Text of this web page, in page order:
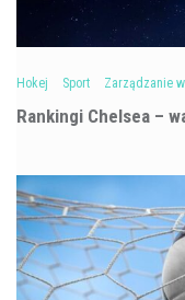
Hokej Sport Zarządzanie
Rankingi Chelsea –